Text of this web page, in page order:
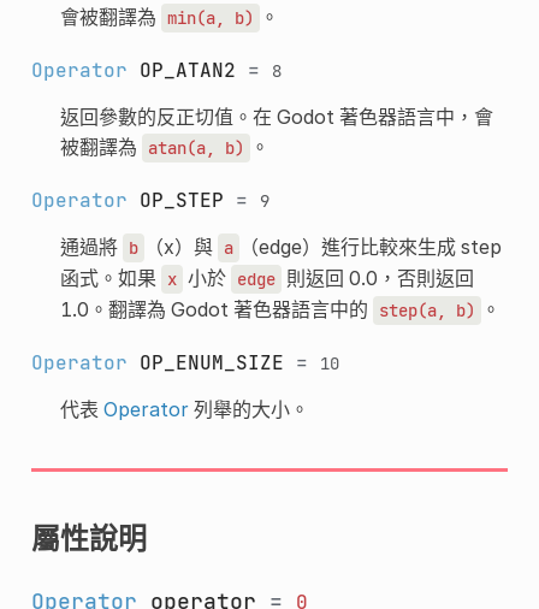
會被翻譯為 min(a, b) 。
Operator OP_ATAN2 = 8
返回參數的反正切值。在 Godot 著色器語言中，會
被翻譯為
atan(a, b) 。
Operator OP_STEP = 9
通過將 b （x）與 a
（edge）進行比較來生成 step
函式。如果
x 小於 edge 則返回 0.0，否則返回
1.0。翻譯為 Godot 著色器語言中的
step(a, b) 。
Operator OP_ENUM_SIZE = 10
代表 Operator列舉的大小。
屬性說明
Operator operator = 0